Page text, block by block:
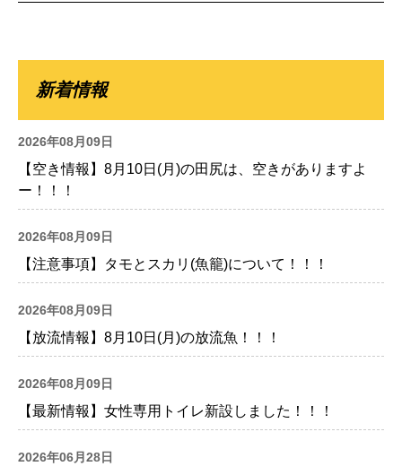
新着情報
2026年08月09日
【空き情報】8月10日(月)の田尻は、空きがありますよ
ー！！！
2026年08月09日
【注意事項】タモとスカリ(魚籠)について！！！
2026年08月09日
【放流情報】8月10日(月)の放流魚！！！
2026年08月09日
【最新情報】女性専用トイレ新設しました！！！
2026年06月28日